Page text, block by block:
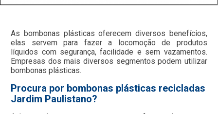
As bombonas plásticas oferecem diversos benefícios,
elas servem para fazer a locomoção de produtos
líquidos com segurança, facilidade e sem vazamentos.
Empresas dos mais diversos segmentos podem utilizar
bombonas plásticas.
Procura por bombonas plásticas recicladas
Jardim Paulistano?